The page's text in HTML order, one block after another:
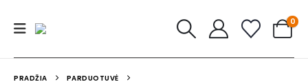
0
PRADŽIA
PARDUOTUVĖ